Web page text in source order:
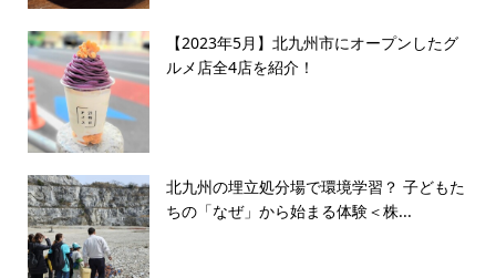
【2023年5月】北九州市にオープンしたグ
ルメ店全4店を紹介！
北九州の埋立処分場で環境学習？ 子どもた
ちの「なぜ」から始まる体験＜株...